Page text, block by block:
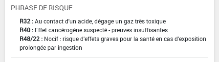
PHRASE DE RISQUE
R32 :Au contact d'un acide, dégage un gaz très toxique
R40 : Effet cancérogène suspecté - preuves insuffisantes
R48/22 : Nocif : risque d'effets graves pour la santé en cas d'exposition
prolongée par ingestion